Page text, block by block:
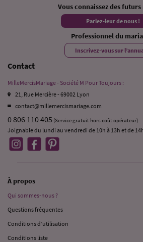
Vous connaissez des futurs
Parlez-leur de
Professionnel du
Inscrivez-vous sur
Contact
MilleMercisMariage - Société M Pour Toujours :
21, Rue Mercière - 69002 Lyon
contact@millemercismariage.com
0 806 110 405 (Service gratuit hors coût opérateur)
Joignable du lundi au vendredi de 10h à 13h et de
À propos
Qui sommes-nous ?
Questions fréquentes
Conditions d’utilisation
Conditions liste